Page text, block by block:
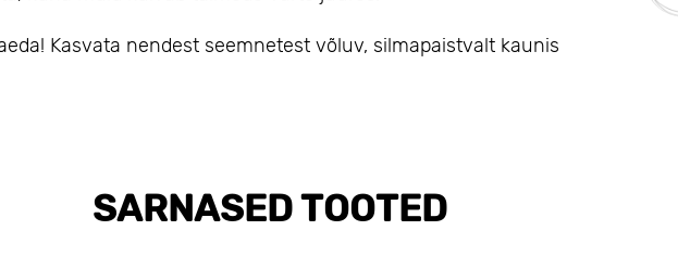
Kasvata nendest seemnetest võluv, silmapaistvalt kaunis
SARNASED TOOTED